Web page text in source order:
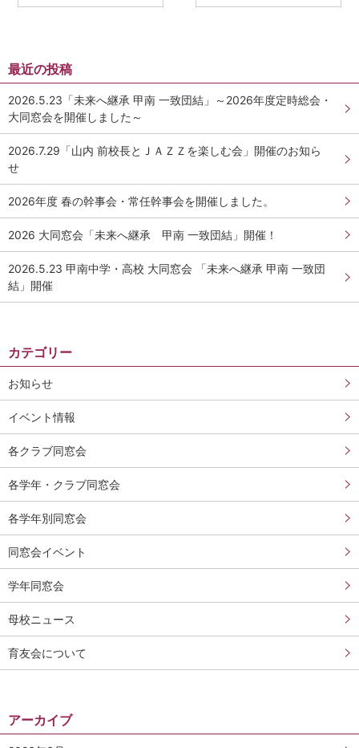
鳥井 信吾 氏・鳥居 学 氏
阪口 正二郎 氏・根津 茂 氏
育友会について
関連リンク
サイトマップ
甲南大学同窓会
索:
最近の投稿
2026.5.23「未来へ継承 甲南 一致団結」～2026年度定時総会・
大同窓会を開催しました～
2026.7.29「山内 前校長とＪＡＺＺを楽しむ会」開催のお知ら
せ
2026年度 春の幹事会・常任幹事会を開催しました。
2026 大同窓会「未来へ継承 甲南 一致団結」開催！
2026.5.23 甲南中学・高校 大同窓会 「未来へ継承 甲南 一致団
結」開催
カテゴリー
お知らせ
イベント情報
各クラブ同窓会
各学年・クラブ同窓会
各学年別同窓会
同窓会イベント
学年同窓会
母校ニュース
育友会について
アーカイブ